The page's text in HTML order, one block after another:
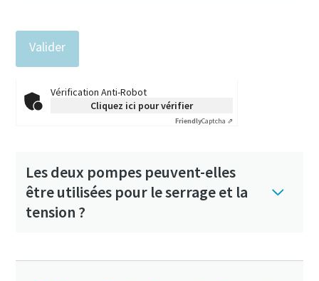
Vérification Anti-Robot
Cliquez ici pour vérifier
FriendlyCaptcha ⇗
Les deux pompes peuvent-elles
être utilisées pour le serrage et la
tension ?